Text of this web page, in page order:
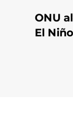
ONU
El Niño